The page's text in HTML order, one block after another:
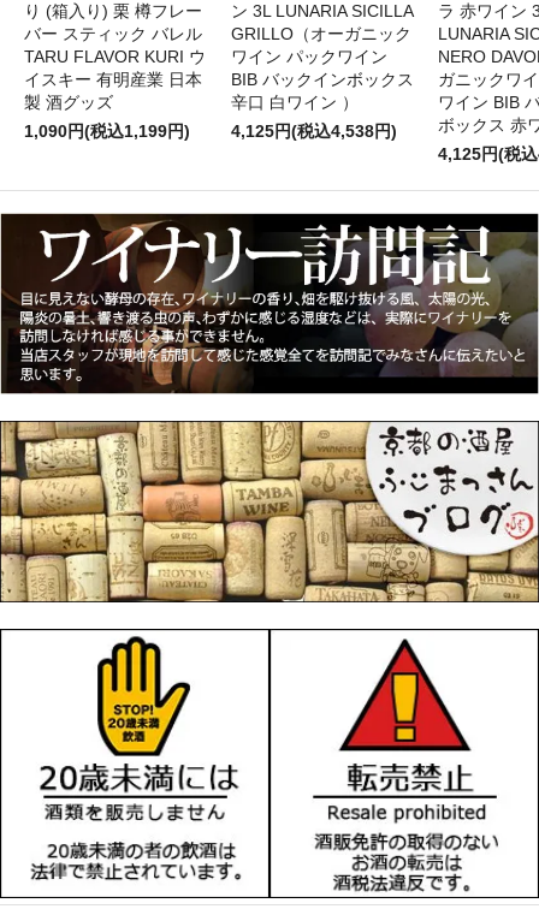
り (箱入り) 栗 樽フレー
バー スティック バレル
TARU FLAVOR KURI ウ
イスキー 有明産業 日本
製 酒グッズ
1,090円(税込1,199円)
ン 3L LUNARIA SICILLA
GRILLO（オーガニック
ワイン パックワイン
BIB バックインボックス
辛口 白ワイン ）
4,125円(税込4,538円)
ラ 赤ワイ
LUNARIA
NERO
ガニックワ
ワイン BIB
ボックス 赤
4,125円(税